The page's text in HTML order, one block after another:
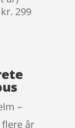
299
–
flere år